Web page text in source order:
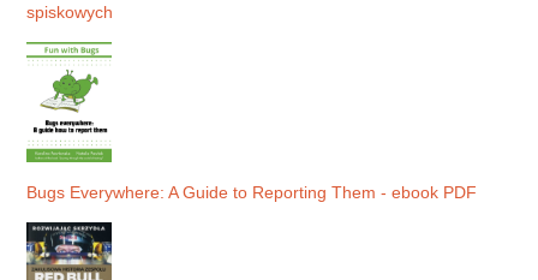
spiskowych
Bugs Everywhere: A Guide to Reporting Them - ebook PDF